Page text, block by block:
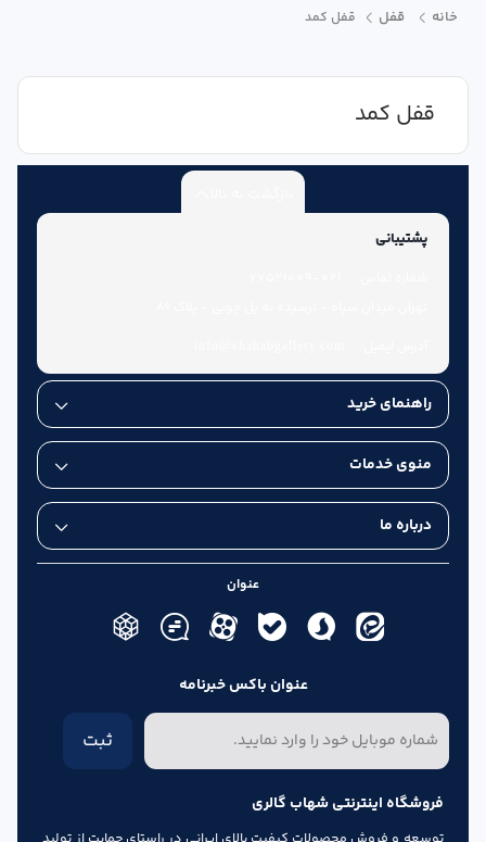
خانه قفل قفل کمد
قفل کمد
پشتیبانی
راهنمای خرید
منوی خدمات
درباره ما
عنوان
عنوان باکس خبرنامه
ثبت
فروشگاه اینترنتی شهاب گالری